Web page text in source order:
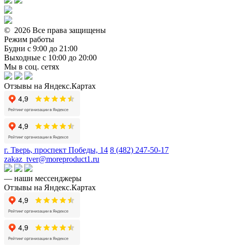
© 2026 Все права защищены
Режим работы
Будни с 9:00 до 21:00
Выходные с 10:00 до 20:00
Мы в соц. сетях
Отзывы на Яндекс.Картах
г. Тверь, проспект Победы, 14 8 (482) 247-50-17
zakaz_tver@moreproduct1.ru
— наши мессенджеры
Отзывы на Яндекс.Картах